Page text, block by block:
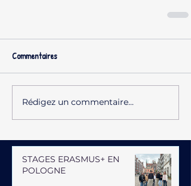
Commentaires
Rédigez un commentaire...
STAGES ERASMUS+ EN
POLOGNE